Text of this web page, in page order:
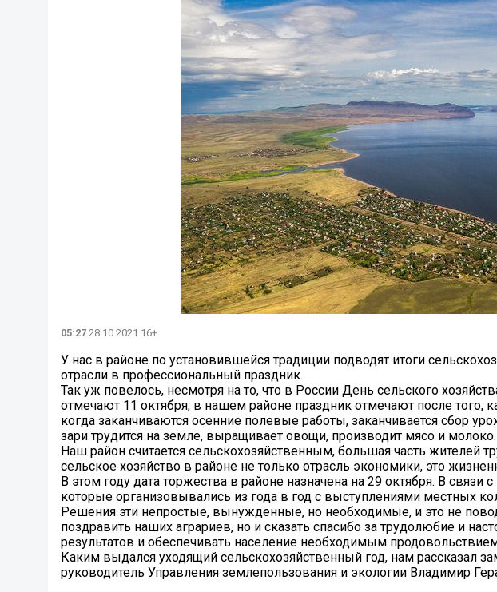
05:27 28.10.2021 16+
У нас в районе по установившейся традиции подводят итоги
отрасли в профессиональный праздник.
Так уж повелось, несмотря на то, что в России День сельского
отмечают 11 октября, в нашем районе праздник отмечают после того,
когда заканчиваются осенние полевые работы, заканчивается сбор
зари трудится на земле, выращивает овощи, производит мясо и молоко.
Наш район считается сельскохозяйственным, большая часть жителей
сельское хозяйство в районе не только отрасль экономики, это
В этом году дата торжества в районе назначена на 29 октября. В
которые организовывались из года в год с выступлениями местных
Решения эти непростые, вынужденные, но необходимые, и это не
поздравить наших аграриев, но и сказать спасибо за трудолюбие и
результатов и обеспечивать население необходимым
Каким выдался уходящий сельскохозяйственный год, нам рассказал
руководитель Управления землепользования и экологии Владимир